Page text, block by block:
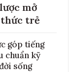
mở
trẻ
góp tiếng
chuẩn kỹ
sống